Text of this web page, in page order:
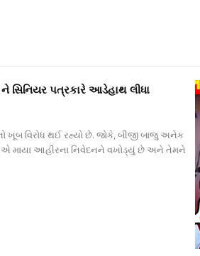
સિનિયર પત્રકારે આડેહાથ લીધા
ખૂબ વિરોધ થઈ રહ્યો છે. જોકે, બીજી બાજુ અનેક
માયા આહીરના નિવેદનને વખોડ્યું છે અને તેમને